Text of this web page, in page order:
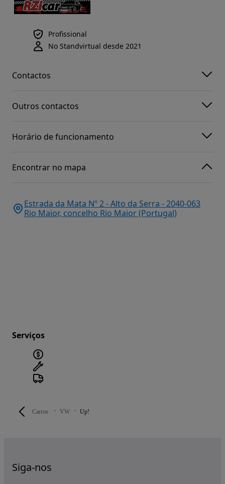
Carros VW Up!
Profissional
No Standvirtual desde 2021
Contactos
Outros contactos
Horário de funcionamento
Encontrar no mapa
Estrada da Mata Nº 2 - Alto da Serra - 2040-063
Rio Maior, concelho Rio Maior (Portugal)
Serviços
Siga-nos